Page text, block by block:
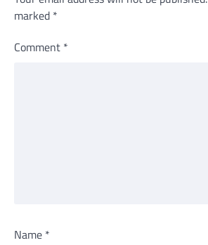
marked *
Comment *
Name *